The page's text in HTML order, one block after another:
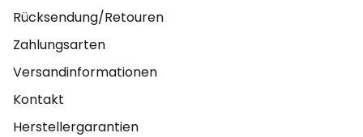
Rücksendung/Retouren
Zahlungsarten
Versandinformationen
Kontakt
Herstellergarantien